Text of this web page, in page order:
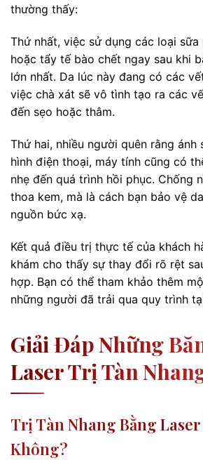
thường thấy:
Thứ nhất, việc sử dụng các loại
hoặc tẩy tế bào chết ngay sau khi
lớn nhất. Da lúc này đang có các
việc chà xát sẽ vô tình tạo ra các
đến sẹo hoặc thâm.
Thứ hai, nhiều người quên rằng ánh
hình điện thoại, máy tính cũng có
nhẹ đến quá trình hồi phục. Chống
thoa kem, mà là cách bạn bảo vệ
nguồn bức xạ.
Kết quả điều trị thực tế của khách
khám cho thấy sự thay đổi rõ rệt
hợp. Bạn có thể tham khảo thêm
những người đã trải qua quy trình
Giải Đáp Những
Laser Trị Tàn
Trị Tàn Nhang Bằng
Không?